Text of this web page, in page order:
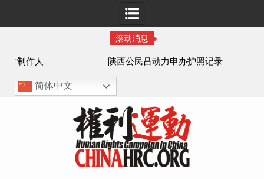
滚动消息
陕西公民吕动力申办护照记录
简体中文